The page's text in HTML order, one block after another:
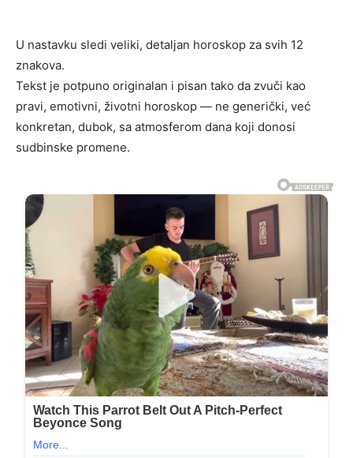
U nastavku sledi veliki, detaljan horoskop za svih 12
znakova.
Tekst je potpuno originalan i pisan tako da zvuči kao
pravi, emotivni, životni horoskop — ne generički, već
konkretan, dubok, sa atmosferom dana koji donosi
sudbinske promene.